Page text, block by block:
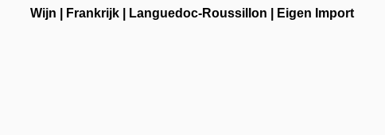
Wijn Frankrijk| Languedoc-Roussillon Eigen Import